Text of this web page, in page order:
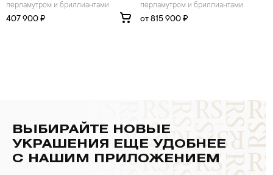
перламутром и бриллиантами
407 900 ₽
перламутром и бриллиантами
от 815 900 ₽
ВЫБИРАЙТЕ НОВЫЕ
УКРАШЕНИЯ ЕЩЕ УДОБНЕЕ
С НАШИМ ПРИЛОЖЕНИЕМ